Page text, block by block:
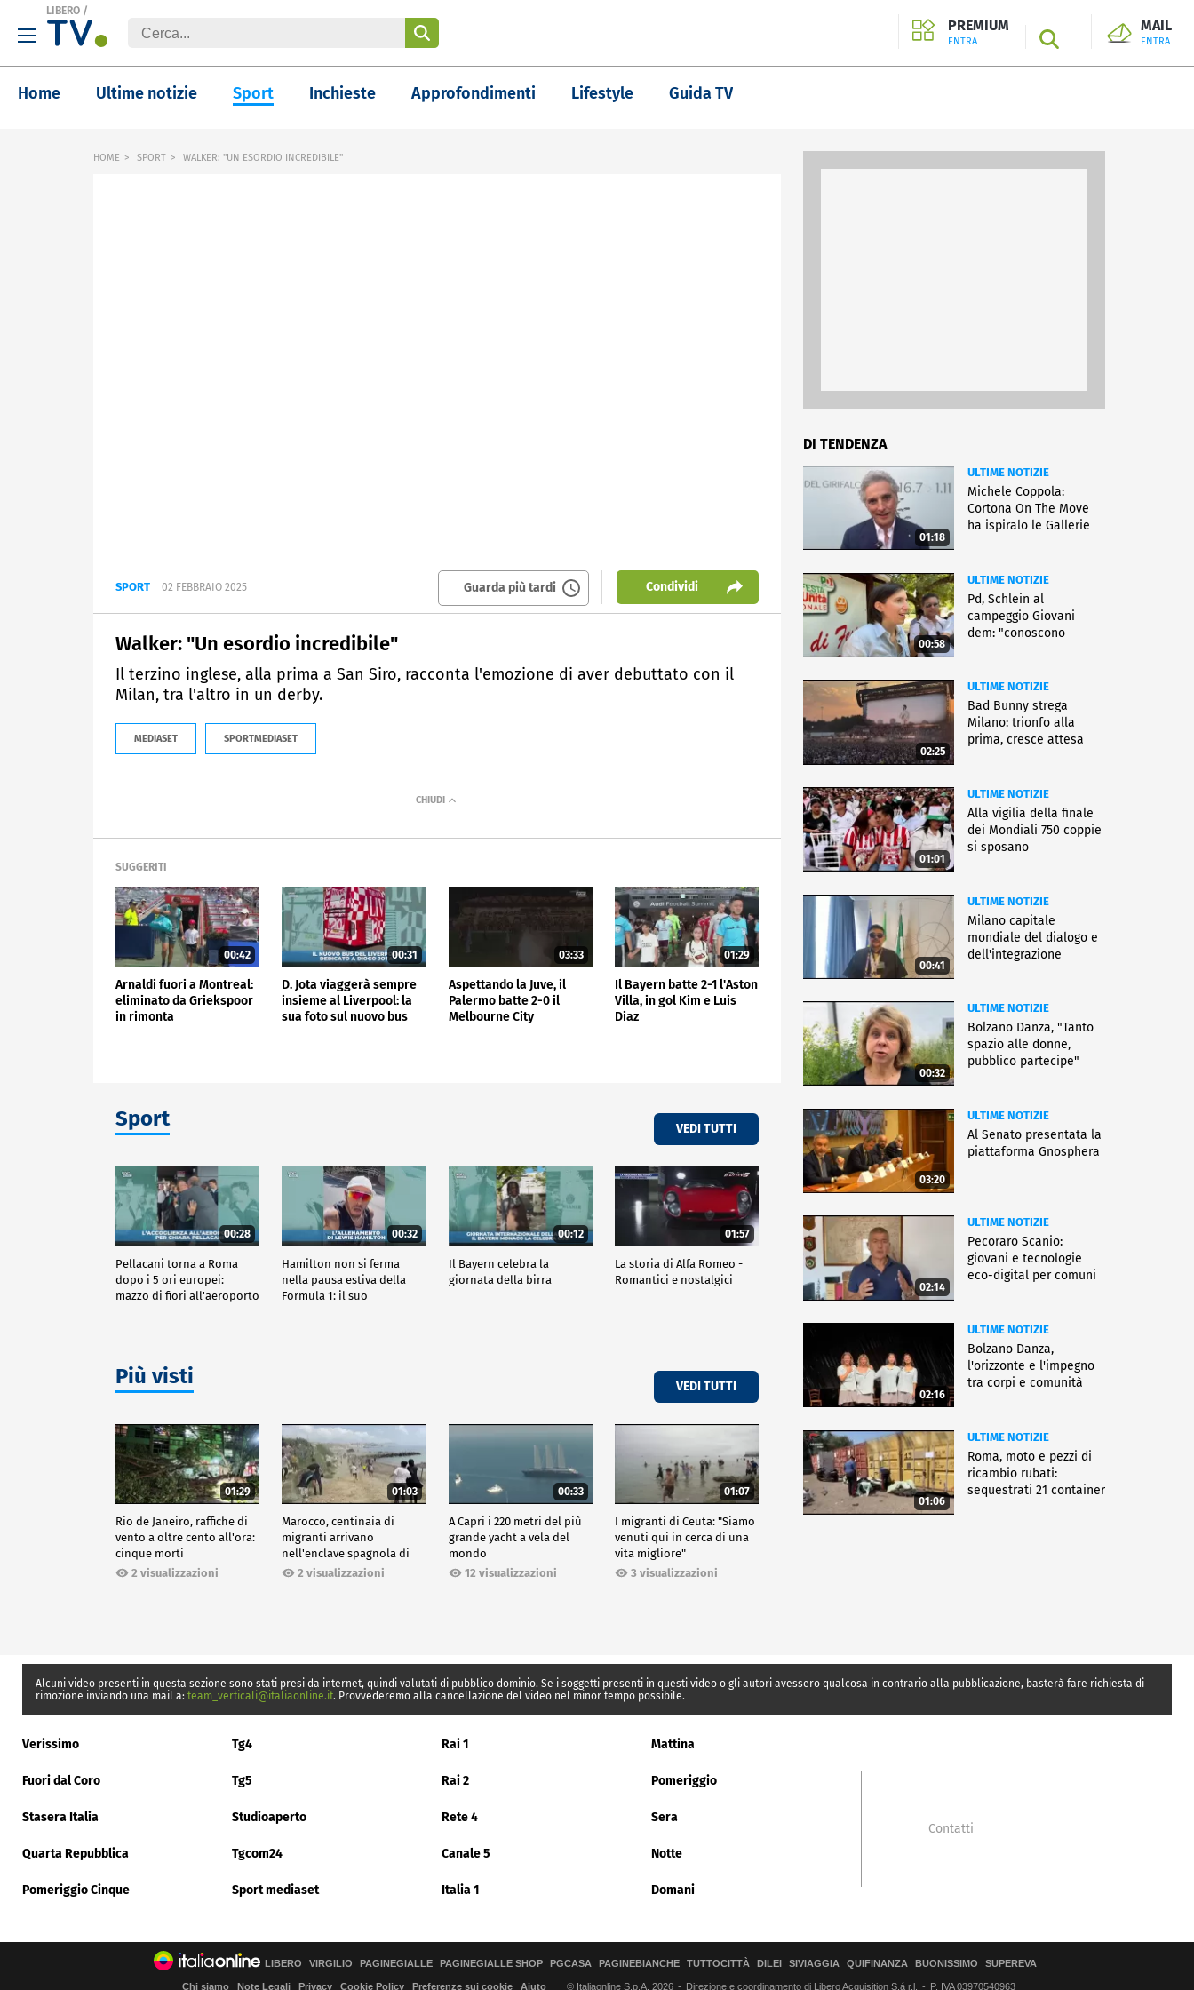
LIBERO /
PREMIUM
ENTRA SEARCH
MAIL
ENTRA
Home Ultime notizie Sport Inchieste Approfondimenti Lifestyle Guida TV
HOME SPORT WALKER: "UN ESORDIO INCREDIBILE"
SPORT 02 FEBBRAIO 2025 Guarda più tardi Condividi
Walker: "Un esordio incredibile"
Il terzino inglese, alla prima a San Siro, racconta l'emozione di aver debuttato con il
Milan, tra l'altro in un derby.
MEDIASET SPORTMEDIASET
SUGGERITI
00:42
Arnaldi fuori a Montreal:
eliminato da Griekspoor
in rimonta
00:31
D. Jota viaggerà sempre
insieme al Liverpool: la
sua foto sul nuovo bus
03:33
Aspettando la Juve, il
Palermo batte 2-0 il
Melbourne City
01:29
Il Bayern batte 2-1 l'Aston
Villa, in gol Kim e Luis
Diaz
Sport VEDI TUTTI
00:28
Pellacani torna a Roma
dopo i 5 ori europei:
mazzo di fiori all'aeroporto
00:32
Hamilton non si ferma
nella pausa estiva della
Formula 1: il suo
00:12
Il Bayern celebra la
giornata della birra
01:57
La storia di Alfa Romeo -
Romantici e nostalgici
Più visti VEDI TUTTI
01:29
Rio de Janeiro, raffiche di
vento a oltre cento all'ora:
cinque morti
2 visualizzazioni
01:03
Marocco, centinaia di
migranti arrivano
nell'enclave spagnola di
Ceuta2 visualizzazioni
00:33
A Capri i 220 metri del più
grande yacht a vela del
mondo
12 visualizzazioni
01:07
I migranti di Ceuta: "Siamo
venuti qui in cerca di una
vita migliore"
3 visualizzazioni
DI TENDENZA
01:18
ULTIME NOTIZIE
Michele Coppola:
Cortona On The Move
ha ispiralo le Gallerie
00:58
ULTIME NOTIZIE
Pd, Schlein al
campeggio Giovani
dem: "conoscono
02:25
ULTIME NOTIZIE
Bad Bunny strega
Milano: trionfo alla
prima, cresce attesa
01:01
ULTIME NOTIZIE
Alla vigilia della finale
dei Mondiali 750 coppie
si sposano
00:41
ULTIME NOTIZIE
Milano capitale
mondiale del dialogo e
dell'integrazione
00:32
ULTIME NOTIZIE
Bolzano Danza, "Tanto
spazio alle donne,
pubblico partecipe"
03:20
ULTIME NOTIZIE
Al Senato presentata la
piattaforma Gnosphera
02:14
ULTIME NOTIZIE
Pecoraro Scanio:
giovani e tecnologie
eco-digital per comuni
02:16
ULTIME NOTIZIE
Bolzano Danza,
l'orizzonte e l'impegno
tra corpi e comunità
01:06
ULTIME NOTIZIE
Roma, moto e pezzi di
ricambio rubati:
sequestrati 21 container
Alcuni video presenti in questa sezione sono stati presi da internet, quindi valutati di pubblico dominio. Se i soggetti presenti in questi video o gli autori avessero qualcosa in contrario alla pubblicazione, basterà fare richiesta di
rimozione inviando una mail a: team_verticali@italiaonline.it. Provvederemo alla cancellazione del video nel minor tempo possibile.
Verissimo Tg4 Rai 1 Mattina
Fuori dal Coro Tg5 Rai 2 Pomeriggio
Stasera Italia Studioaperto Rete 4 Sera
Quarta Repubblica Tgcom24 Canale 5 Notte
Pomeriggio Cinque Sport mediaset Italia 1 Domani
Contatti
LIBERO VIRGILIO PAGINEGIALLE PAGINEGIALLE SHOP PGCASA PAGINEBIANCHE TUTTOCITTÀ DILEI SIVIAGGIA QUIFINANZA BUONISSIMO SUPEREVA
Chi siamo Note Legali Privacy Cookie Policy Preferenze sui cookie Aiuto © Italiaonline S.p.A. 2026 Direzione e coordinamento di Libero Acquisition S.á r.l. P. IVA 03970540963